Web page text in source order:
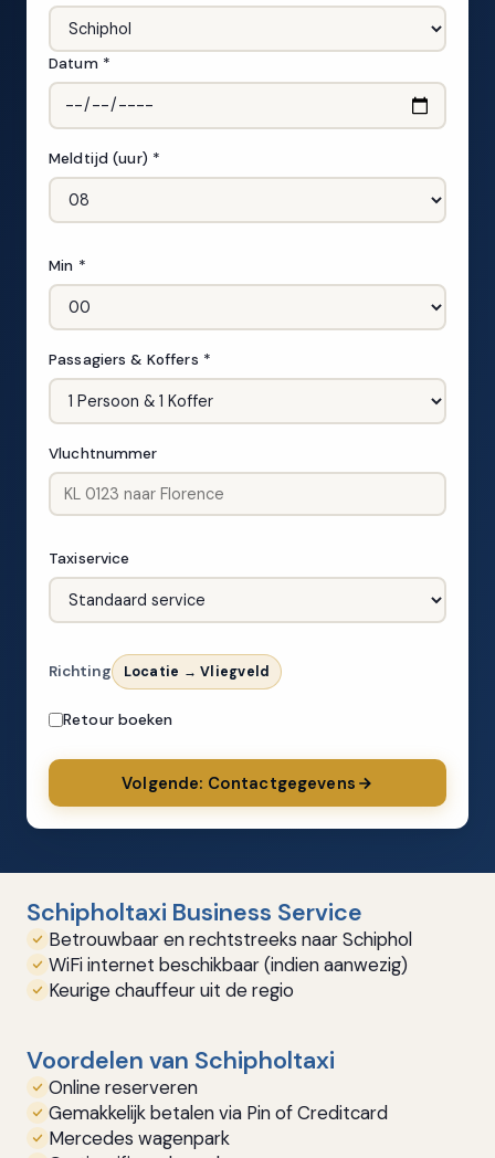
Datum *
Meldtijd (uur) *
Min *
Passagiers & Koffers *
Vluchtnummer
Taxiservice
Richting Locatie → Vliegveld
Retour boeken
Volgende: Contactgegevens
Schipholtaxi Business Service
Betrouwbaar en rechtstreeks naar Schiphol
WiFi internet beschikbaar (indien aanwezig)
Keurige chauffeur uit de regio
Voordelen van Schipholtaxi
Online reserveren
Gemakkelijk betalen via Pin of Creditcard
Mercedes wagenpark